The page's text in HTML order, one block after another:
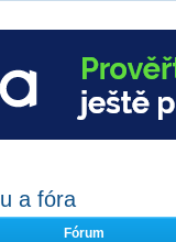
a fóra
Fórum